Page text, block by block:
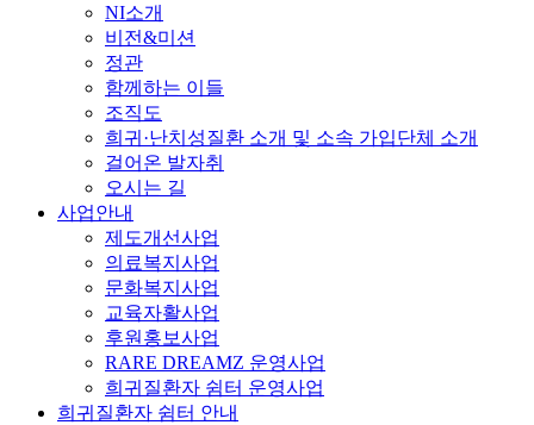
NI소개
비전&미션
정관
함께하는 이들
조직도
희귀·난치성질환 소개 및 소속 가입단체 소개
걸어온 발자취
오시는 길
사업안내
제도개선사업
의료복지사업
문화복지사업
교육자활사업
후원홍보사업
RARE DREAMZ 운영사업
희귀질환자 쉼터 운영사업
희귀질환자 쉼터 안내